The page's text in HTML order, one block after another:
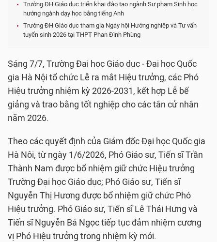
Trường ĐH Giáo dục triển khai đào tạo ngành Sư phạm Sinh học
hướng ngành dạy học bằng tiếng Anh
Trường ĐH Giáo dục tham gia Ngày hội Hướng nghiệp và Tư vấn
tuyển sinh 2026 tại THPT Phan Đình Phùng
Sáng 7/7, Trường Đại học Giáo dục - Đại học Quốc
gia Hà Nội tổ chức Lễ ra mắt Hiệu trưởng, các Phó
Hiệu trưởng nhiệm kỳ 2026-2031, kết hợp Lễ bế
giảng và trao bằng tốt nghiệp cho các tân cử nhân
năm 2026.
Theo các quyết định của Giám đốc Đại học Quốc gia
Hà Nội, từ ngày 1/6/2026, Phó Giáo sư, Tiến sĩ Trần
Thành Nam được bổ nhiệm giữ chức Hiệu trưởng
Trường Đại học Giáo dục; Phó Giáo sư, Tiến sĩ
Nguyễn Thị Hương được bổ nhiệm giữ chức Phó
Hiệu trưởng. Phó Giáo sư, Tiến sĩ Lê Thái Hưng và
Tiến sĩ Nguyễn Bá Ngọc tiếp tục đảm nhiệm cương
vị Phó Hiệu trưởng trong nhiệm kỳ mới.